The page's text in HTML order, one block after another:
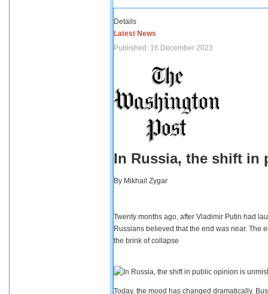
Details
Latest News
Published: 16 December 2023
In Russia, the shift in
By Mikhail Zygar
Twenty months ago, after Vladimir Putin had
Russians believed that the end was near. The
the brink of collapse
Today, the mood has changed dramatically.